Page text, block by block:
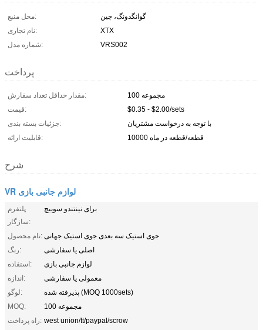
محل منبع:
گوانگدونگ، چین
نام تجاری:
XTX
شماره مدل:
VRS002
پرداخت
مقدار حداقل تعداد سفارش:
100 مجموعه
قیمت:
$0.35 - $2.00/sets
جزئیات بسته بندی:
با توجه به درخواست مشتریان
قابلیت ارائه:
10000 قطعه/قطعه در ماه
شرح
VR لوازم جانبی بازی
پلتفرم
سازگار:
برای نینتندو سوییچ
نام محصول: جوی استیک سه بعدی جوی استیک جهانی
رنگ:
اصلی یا سفارشی
استفاده:
لوازم جانبی بازی
اندازه:
معمولی یا سفارشی
لوگو:
پذیرفته شده (MOQ 1000sets)
MOQ:
100 مجموعه
راه پرداخت: west union/tt/paypal/scrow